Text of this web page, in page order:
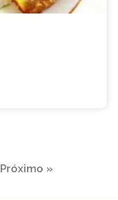
Próximo »